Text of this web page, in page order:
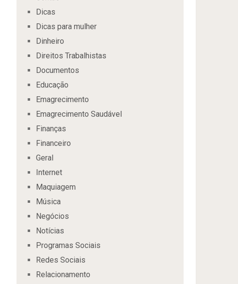
Dicas
Dicas para mulher
Dinheiro
Direitos Trabalhistas
Documentos
Educação
Emagrecimento
Emagrecimento Saudável
Finanças
Financeiro
Geral
Internet
Maquiagem
Música
Negócios
Notícias
Programas Sociais
Redes Sociais
Relacionamento